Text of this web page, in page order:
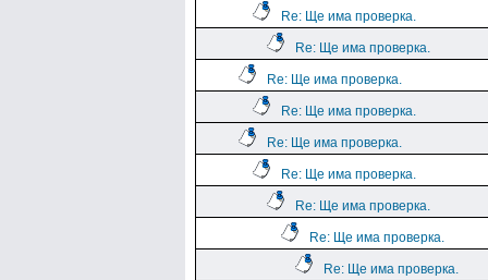
Re: Ще има проверка.
Re: Ще има проверка.
Re: Ще има проверка.
Re: Ще има проверка.
Re: Ще има проверка.
Re: Ще има проверка.
Re: Ще има проверка.
Re: Ще има проверка.
Re: Ще има проверка.